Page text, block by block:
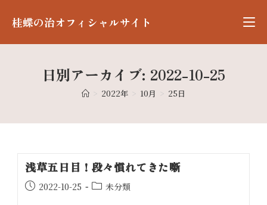
桂蝶の治オフィシャルサイト
日別アーカイブ: 2022-10-25
> 2022年 > 10月 > 25日
浅草五日目！段々慣れてきた噺
2022-10-25 未分類